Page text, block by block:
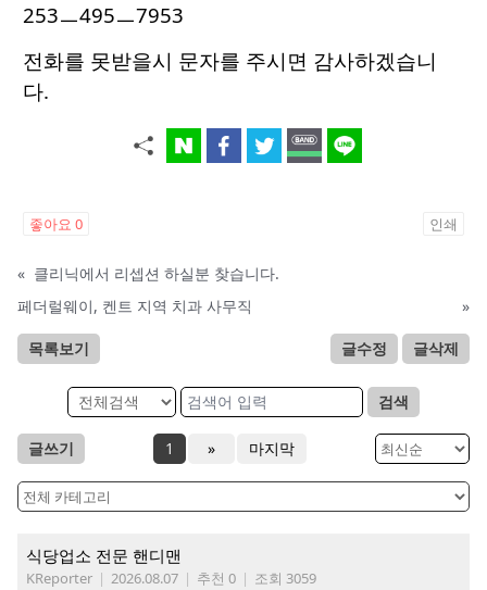
253ㅡ495ㅡ7953
전화를 못받을시 문자를 주시면 감사하겠습니
다.
좋아요 0 인쇄
« 클리닉에서 리셉션 하실분 찾습니다.
페더럴웨이, 켄트 지역 치과 사무직
»
목록보기 글수정 글삭제
검색
글쓰기 1 » 마지막
식당업소 전문 핸디맨
KReporter | 2026.08.07 | 추천 0 | 조회 3059